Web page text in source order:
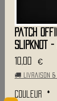
Patch
SLIPKNOT
10,00 €
🚚 Livraison
Couleur *